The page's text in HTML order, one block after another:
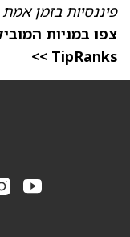
פיננסיות בזמן
צפו במניות
TipRanks >>